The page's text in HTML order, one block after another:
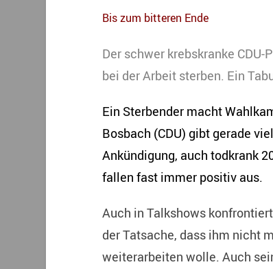
Bis zum bitteren Ende
Der schwer krebskranke
bei der Arbeit sterben. Ein
Ein Sterbender macht
Bosbach (CDU) gibt gerade
Ankündigung, auch todkrank
fallen fast immer positiv aus.
Auch in Talkshows
der Tatsache, dass ihm nicht
weiterarbeiten wolle. Auch